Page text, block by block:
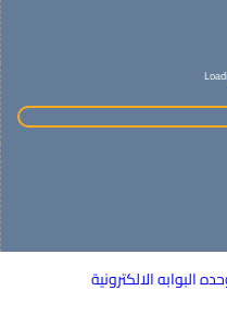
البوابه الالكترونية